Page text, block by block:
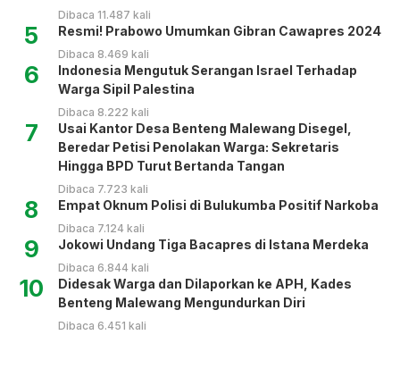
Dibaca 11.487 kali
5 Resmi! Prabowo Umumkan Gibran Cawapres 2024
Dibaca 8.469 kali
6
Indonesia Mengutuk Serangan Israel Terhadap
Warga Sipil Palestina
Dibaca 8.222 kali
7
Usai Kantor Desa Benteng Malewang Disegel,
Beredar Petisi Penolakan Warga: Sekretaris
Hingga BPD Turut Bertanda Tangan
Dibaca 7.723 kali
8 Empat Oknum Polisi di Bulukumba Positif Narkoba
Dibaca 7.124 kali
9 Jokowi Undang Tiga Bacapres di Istana Merdeka
Dibaca 6.844 kali
10
Didesak Warga dan Dilaporkan ke APH, Kades
Benteng Malewang Mengundurkan Diri
Dibaca 6.451 kali